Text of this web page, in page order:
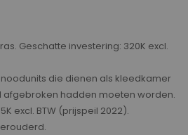
Geschatte investering: 320K excl.
die dienen als kleedkamer
afgebroken hadden moeten worden.
excl. BTW (prijspeil 2022).